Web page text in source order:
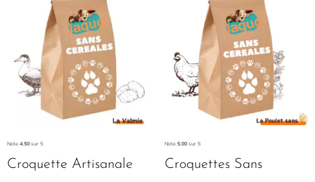
Note 4.50 sur 5
Croquette Artisanale
Note 5.00 sur 5
Croquettes Sans